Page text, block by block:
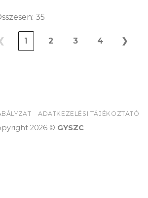
35
1 2 3 4 ❯
ADATKEZELÉSI TÁJÉKOZTATÓ
2026 © GYSZC